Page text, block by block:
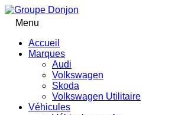
Menu
Accueil
Marques
Audi
Volkswagen
Skoda
Volkswagen Utilitaire
Véhicules